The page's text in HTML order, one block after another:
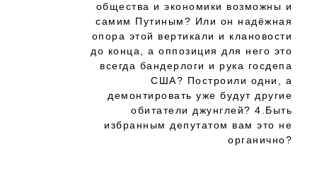
общества и экономики возможны и
самим Путиным? Или он надёжная
опора этой вертикали и клановости
до конца, а оппозиция для него это
всегда бандерлоги и рука госдепа
США? Построили одни, а
демонтировать уже будут другие
обитатели джунглей? 4.Быть
избранным депутатом вам это не
органично?